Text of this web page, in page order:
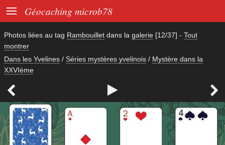
 Géocaching microb78
Photos liées au tag Rambouillet dans la galerie [12/37] - Tout
montrer
Dans les Yvelines / Séries mystères yvelinois / Mystère dans la
XXVIème
  